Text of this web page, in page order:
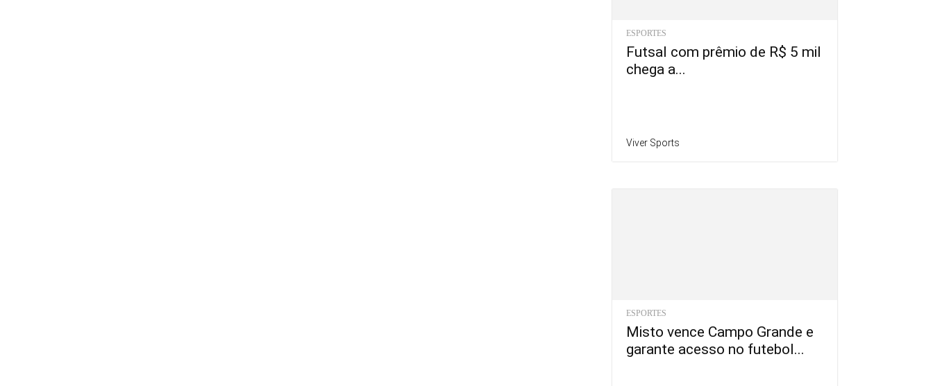
ESPORTES
Futsal com prêmio de R$ 5 mil
chega a...
Viver Sports
ESPORTES
Misto vence Campo Grande e
garante acesso no futebol...